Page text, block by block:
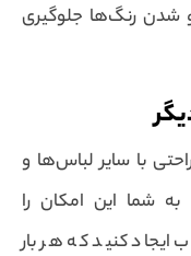
شدن رنگ‌ها جلوگیری
با سایر لباس‌ها و
شما این امکان را
کنید که هر بار